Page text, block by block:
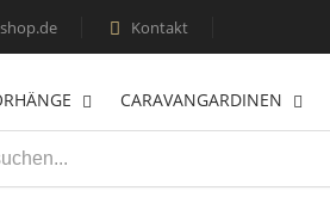
 Kontakt
CARAVANGARDINEN